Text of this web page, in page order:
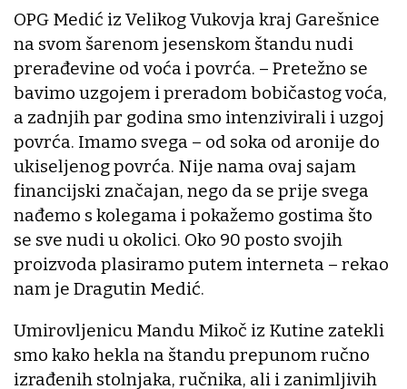
OPG Medić iz Velikog Vukovja kraj Garešnice
na svom šarenom jesenskom štandu nudi
prerađevine od voća i povrća. – Pretežno se
bavimo uzgojem i preradom bobičastog voća,
a zadnjih par godina smo intenzivirali i uzgoj
povrća. Imamo svega – od soka od aronije do
ukiseljenog povrća. Nije nama ovaj sajam
financijski značajan, nego da se prije svega
nađemo s kolegama i pokažemo gostima što
se sve nudi u okolici. Oko 90 posto svojih
proizvoda plasiramo putem interneta – rekao
nam je Dragutin Medić.
Umirovljenicu Mandu Mikoč iz Kutine zatekli
smo kako hekla na štandu prepunom ručno
izrađenih stolnjaka, ručnika, ali i zanimljivih